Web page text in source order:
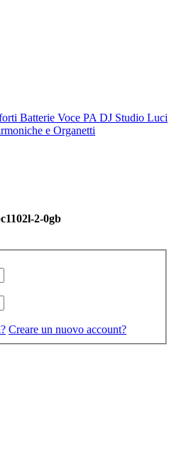
Batterie Voce PA DJ Studio Luci
e Organetti
2-0gb
Creare un nuovo account?